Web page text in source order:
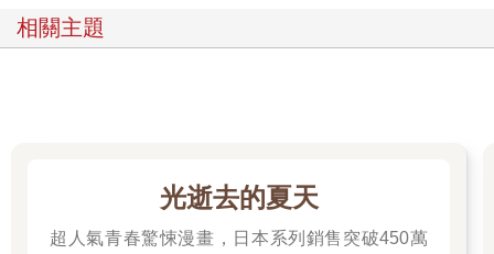
相關主題
光逝去的夏天
超人氣青春驚悚漫畫，日本系列銷售突破450萬